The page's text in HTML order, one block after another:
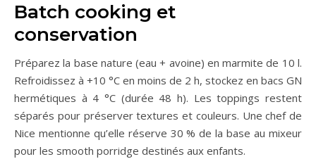
Batch cooking et
conservation
Préparez la base nature (eau + avoine) en marmite de 10 l.
Refroidissez à +10 °C en moins de 2 h, stockez en bacs GN
hermétiques à 4 °C (durée 48 h). Les toppings restent
séparés pour préserver textures et couleurs. Une chef de
Nice mentionne qu’elle réserve 30 % de la base au mixeur
pour les smooth porridge destinés aux enfants.